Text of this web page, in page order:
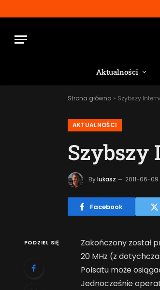
Aktualności
Strona główna » Szybszy
AKTUALNOŚCI
Szybszy
By lukasz 2011-06-09
Facebook
PODZIEL SIĘ
Zakończony został
20 MHz (z
Polsatu może
Jednocześnie